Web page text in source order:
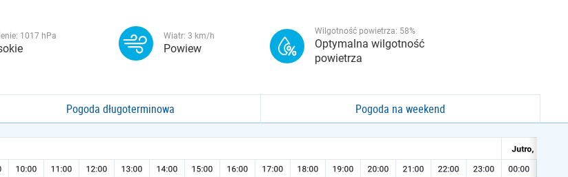
1017 hPa Wiatr: 3 km/h
Powiew
Wilgotność powietrza: 58%
Optymalna wilgotność
powietrza
Pogoda długoterminowa Pogoda na weekend